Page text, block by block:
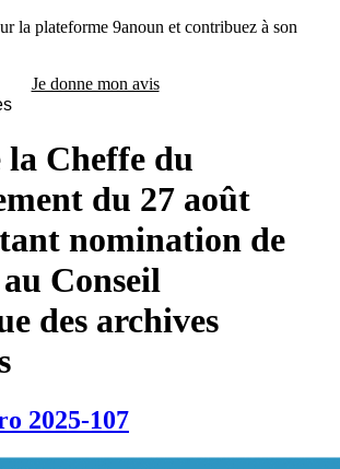
la plateforme 9anoun et contribuez à son
Je donne mon avis
Cheffe du
du 27 août
nomination de
Conseil
des archives
2025-107